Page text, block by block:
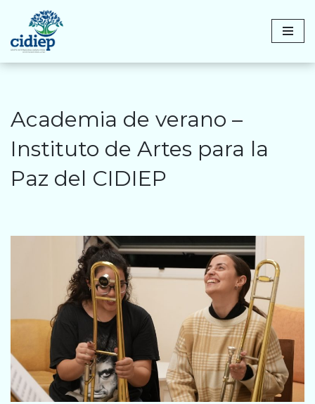
Saltar
al
Academia de verano –
Instituto de Artes para la
Paz del CIDIEP